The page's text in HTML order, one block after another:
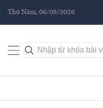
Thứ Năm, 06/08/2026